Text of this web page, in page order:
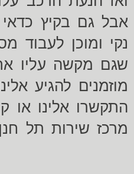
אבל גם בקיץ
נקי ומוכן לעבוד
שגם מקשה עליו
מוזמנים להגיע
התקשרו אלינו או
מרכז שירות תל חנן